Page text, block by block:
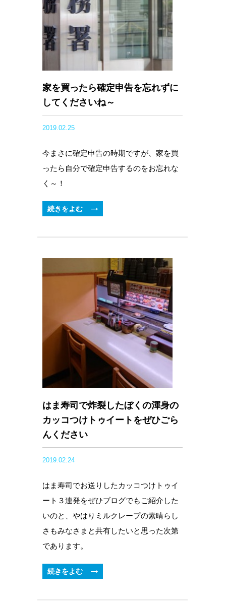
家を買ったら確定申告を忘れずに
してくださいね～
2019.02.25
今まさに確定申告の時期ですが、家を買
ったら自分で確定申告するのをお忘れな
く～！
続きをよむ
はま寿司で炸裂したぼくの渾身の
カッコつけトゥイートをぜひごら
んください
2019.02.24
はま寿司でお送りしたカッコつけトゥイ
ート３連発をぜひブログでもご紹介した
いのと、やはりミルクレープの素晴らし
さもみなさまと共有したいと思った次第
であります。
続きをよむ